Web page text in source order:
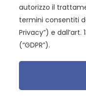
autorizzo il
termini consentiti
Privacy”) e dall’art.
(“GDPR”).
Orari e